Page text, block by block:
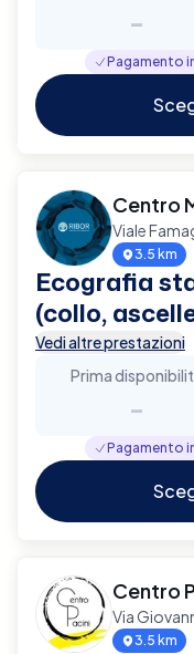
-
Pagamento
Centro
Viale
3.5 km
Ecografia
(collo,
Vedi altre prestazioni
Prima
-
Pagamento
Centro
Via
3.5 km